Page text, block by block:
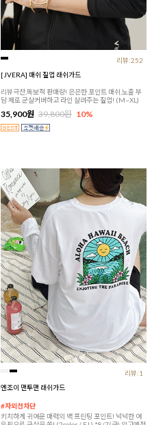
리뷰:252
[JVERA] 매쉬 짚업 래쉬가드
리뷰극찬,독보적 판매량! 은은한 포인트 매쉬,노출 부
담 제로 군살커버하고 라인 살려주는 짚업! (M~XL)
35,900원 39,800원 10%
리뷰:1
엔조이 맨투맨 래쉬가드
#자외선차단
키치하게 귀여운 매력의 백 프린팅 포인트! 넉넉한 여